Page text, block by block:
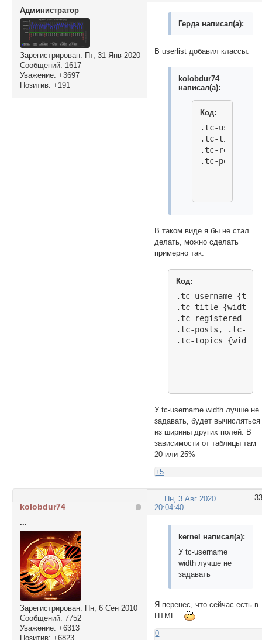
Администратор
Зарегистрирован: Пт, 31 Янв 2020
Сообщений: 1617
Уважение: +3697
Позитив: +191
Герда написал(а):
В userlist добавил классы.
kolobdur74
написал(а):
Код:
.tc-
.tc-title
.tc-
В таком виде я бы не стал
делать, можно сделать
примерно так:
Код:
.tc-username
.tc-title
.tc-registered
.tc-posts, .tc-
У tc-username width лучше не
задавать, будет вычисляться
из ширины других полей. В
зависимости от таблицы там
20 или 25%
+5
33
Пн, 3 Авг 2020
20:04:40
kolobdur74
...
Зарегистрирован: Пн, 6 Сен 2010
Сообщений: 7752
Уважение: +6313
Позитив: +6823
kernel написал(а):
У tc-username
width лучше не
задавать
Я перенес, что сейчас есть в
HTML..
0